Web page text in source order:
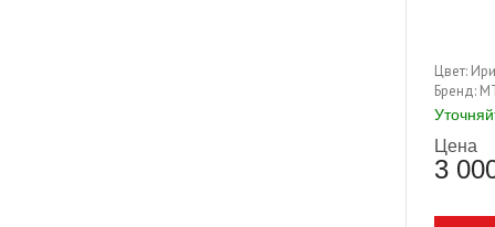
Цвет:
Бренд:
Цена
3